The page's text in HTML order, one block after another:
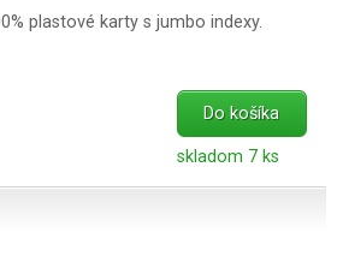
plastové karty s jumbo indexy.
Do košíka
skladom 7 ks